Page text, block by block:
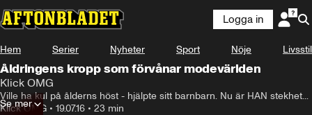
Logga in
Hem Serier Nyheter Sport Nöje Livsstil
Åldringens kropp som förvånar modevärlden
Klick OMG
Ville ha kul på ålderns höst - hjälpte sitt barnbarn. Nu är HAN stekhet...
Klick OMG • 19.07.16 • 23 min
Se mer